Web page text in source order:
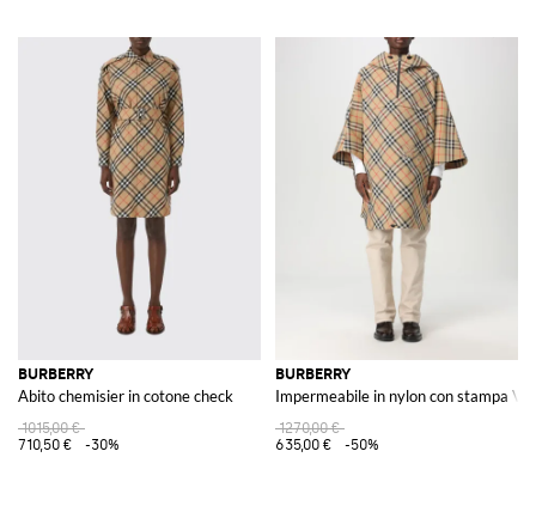
BURBERRY
Abito chemisier in cotone check
1015,00 €
710,50 €
-30%
BURBERRY
Impermeabile in nylon con stampa
1270,00 €
635,00 €
-50%